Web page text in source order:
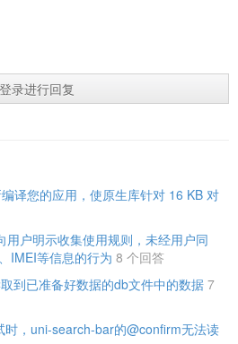
登录进行回复
译您的应用，使原生库针对 16 KB 对
用户明示收集使用规则，未经用户同
IMEI等信息的行为 8 个回答
到已准备好数据的db文件中的数据 7
时，uni-search-bar的@confirm无法读